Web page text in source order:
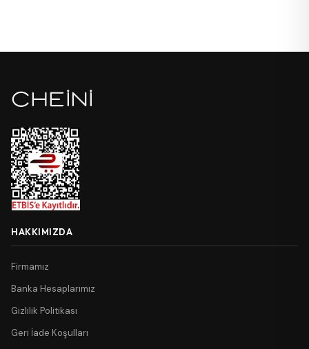
HAKKIMIZDA
Firmamız
Banka Hesaplarımız
Gizlilik Politikası
Geri İade Koşulları